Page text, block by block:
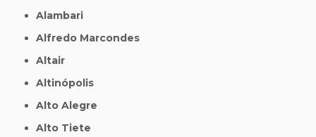
Alambari
Alfredo Marcondes
Altair
Altinópolis
Alto Alegre
Alto Tiete